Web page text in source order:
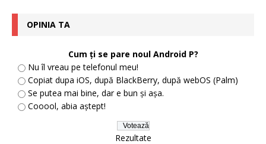
OPINIA TA
Cum ți se pare noul Android P?
Nu îl vreau pe telefonul meu!
Copiat dupa iOS, după BlackBerry, după webOS (Palm)
Se putea mai bine, dar e bun și așa.
Cooool, abia aștept!
Rezultate